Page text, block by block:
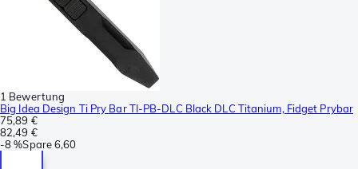
1 Bewertung
Big Idea Design Ti Pry Bar TI-PB-DLC Black DLC Titanium, Fidget Prybar
75,89 €
82,49 €
-8 %Spare6,60